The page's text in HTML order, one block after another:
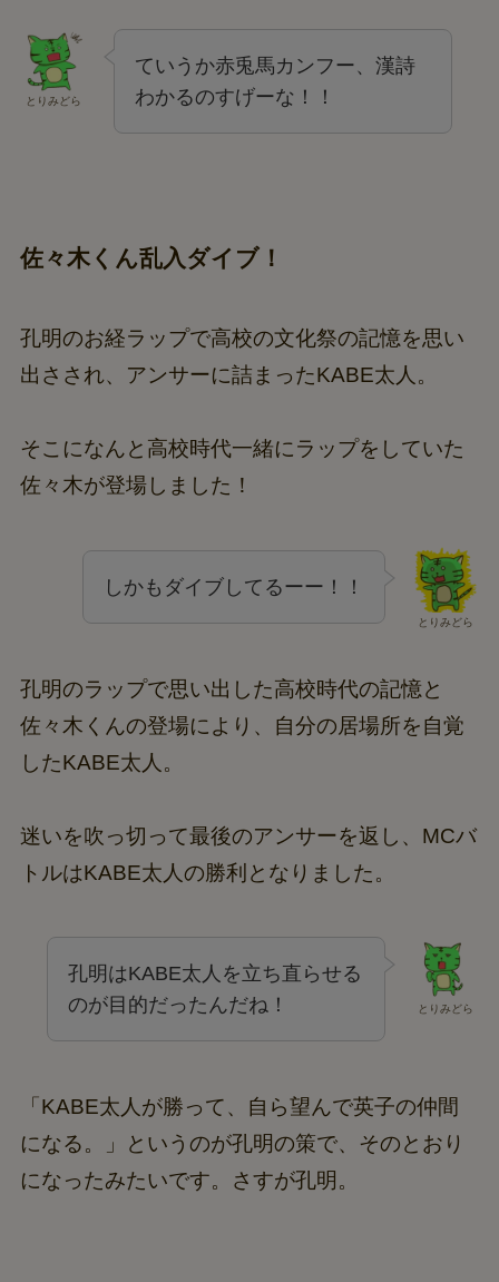
とりみどら
ていうか赤兎馬カンフー、漢詩
わかるのすげーな！！
佐々木くん乱入ダイブ！
孔明のお経ラップで高校の文化祭の記憶を思い
出さされ、アンサーに詰まったKABE太人。
そこになんと高校時代一緒にラップをしていた
佐々木が登場しました！
とりみどら
しかもダイブしてるーー！！
孔明のラップで思い出した高校時代の記憶と
佐々木くんの登場により、自分の居場所を自覚
したKABE太人。
迷いを吹っ切って最後のアンサーを返し、MCバ
トルはKABE太人の勝利となりました。
とりみどら
孔明はKABE太人を立ち直らせる
のが目的だったんだね！
「KABE太人が勝って、自ら望んで英子の仲間
になる。」というのが孔明の策で、そのとおり
になったみたいです。さすが孔明。